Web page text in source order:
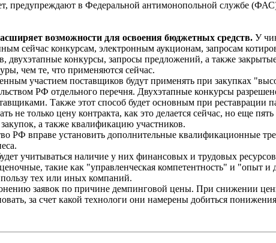
предупреждают в Федеральной антимонопольной службе
возможности для освоения бюджетных средств. У
сейчас конкурсам, электронным аукционам, запросам
двухэтапные конкурсы, запросы предложений, а также
чем те, что применяются сейчас.
участием поставщиков будут применять при закупках
РФ отдельного перечня. Двухэтапные конкурсы
Также этот способ будет основным при реставрации
не только цену контракта, как это делается сейчас, но еще
а также квалификацию участников.
РФ вправе установить дополнительные квалификационные
учитываться наличие у них финансовых и трудовых
такие как "управленческая компетентность" и "опыт и
тех или иных компаний.
заявок по причине демпинговой цены. При снижении
за счет какой технологи они намерены добиться